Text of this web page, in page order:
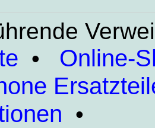
• Online-
•